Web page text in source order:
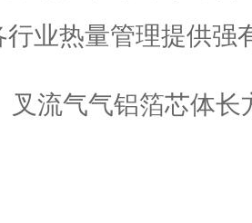
行业热量管理提供强